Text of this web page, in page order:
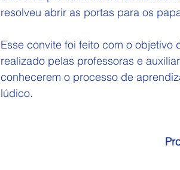
resolveu abrir as portas para os
Esse convite foi feito com o
realizado pelas professoras e
conhecerem o processo de
lúdico.